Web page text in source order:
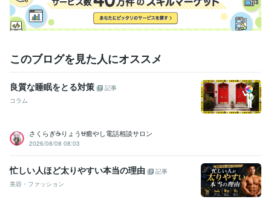
理学療法士 取得年 : 2012年
得意分野
学歴
昭和大学 2009年3月 ~ 2013年2月
このブログを見た人にオススメ
良質な睡眠をとる対策
記事
コラム
さくらぎ☕りょう⛎癒やし電話相談サロン
2026/08/08 08:03
忙しい人ほど太りやすい本当の理由
記事
美容・ファッション